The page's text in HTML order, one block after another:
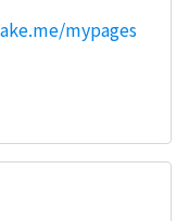
mypages